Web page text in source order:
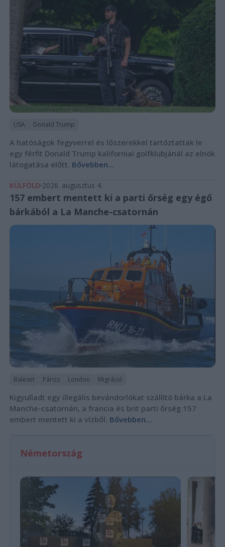
USA Donald Trump
A hatóságok fegyverrel és lőszerekkel tartóztattak le
egy férfit Donald Trump kaliforniai golfklubjánál az elnök
látogatása előtt. Bővebben...
KÜLFÖLD 2026. augusztus 4.
157 embert mentett ki a parti őrség egy égő
bárkából a La Manche-csatornán
Baleset Párizs London Migráció
Kigyulladt egy illegális bevándorlókat szállító bárka a La
Manche-csatornán, a francia és brit parti őrség 157
embert mentett ki a vízből. Bővebben...
Németország